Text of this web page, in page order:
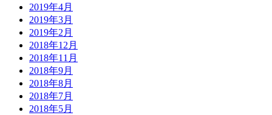
2019年4月
2019年3月
2019年2月
2018年12月
2018年11月
2018年9月
2018年8月
2018年7月
2018年5月